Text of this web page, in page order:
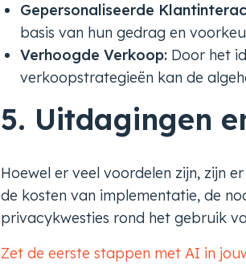
Gepersonaliseerde
basis van hun gedrag en
Verhoogde Verkoop: Door het
verkoopstrategieën kan de
5. Uitdagingen
Hoewel er veel voordelen zijn, zijn
de kosten van implementatie, de
privacykwesties rond het gebruik
Zet de eerste stappen met AI in